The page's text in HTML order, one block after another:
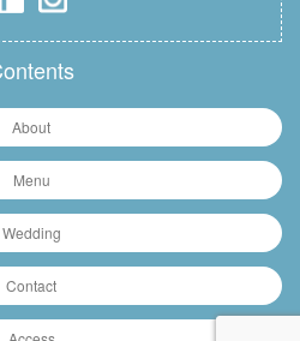
About
Menu
Wedding
Contact